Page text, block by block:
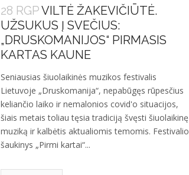
28 RGPVILTĖ ŽAKEVIČIŪTĖ.
UŽSUKUS Į SVEČIUS:
„DRUSKOMANIJOS“ PIRMASIS
KARTAS KAUNE
Seniausias šiuolaikinės muzikos festivalis
Lietuvoje „Druskomanija“, nepabūgęs rūpesčius
keliančio laiko ir nemalonios covid'o situacijos,
šiais metais toliau tęsia tradiciją švęsti šiuolaikinę
muziką ir kalbėtis aktualiomis temomis. Festivalio
šaukinys „Pirmi kartai“...